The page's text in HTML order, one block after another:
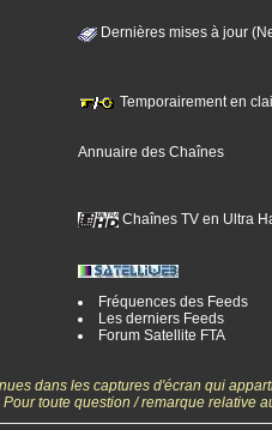
Dernières mises à jour
Temporairement en
Annuaire des Chaînes
Chaînes TV en Ultra
Fréquences des Feeds
Les derniers Feeds
Forum Satellite FTA
dans les captures d'écran qui
toute question / remarque relative